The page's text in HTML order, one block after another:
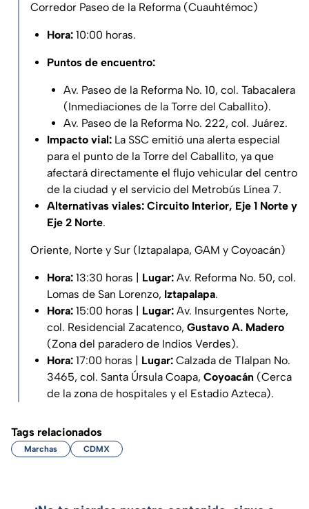
Corredor Paseo de la Reforma (Cuauhtémoc)
Hora: 10:00 horas.
Puntos de encuentro:
Av. Paseo de la Reforma No. 10, col. Tabacalera
(Inmediaciones de la Torre del Caballito).
Av. Paseo de la Reforma No. 222, col. Juárez.
Impacto vial: La SSC emitió una alerta especial
para el punto de la Torre del Caballito, ya que
afectará directamente el flujo vehicular del centro
de la ciudad y el servicio del Metrobús Línea 7.
Alternativas viales: Circuito Interior, Eje 1 Norte y
Eje 2 Norte.
Oriente, Norte y Sur (Iztapalapa, GAM y Coyoacán)
Hora: 13:30 horas | Lugar: Av. Reforma No. 50, col.
Lomas de San Lorenzo, Iztapalapa.
Hora: 15:00 horas | Lugar: Av. Insurgentes Norte,
col. Residencial Zacatenco, Gustavo A. Madero
(Zona del paradero de Indios Verdes).
Hora: 17:00 horas | Lugar: Calzada de Tlalpan No.
3465, col. Santa Úrsula Coapa, Coyoacán (Cerca
de la zona de hospitales y el Estadio Azteca).
Tags relacionados
Marchas CDMX